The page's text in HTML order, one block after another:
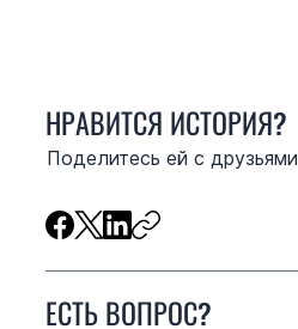
НРАВИТСЯ ИСТОРИЯ?
Поделитесь ей с друзьями
ЕСТЬ ВОПРОС?